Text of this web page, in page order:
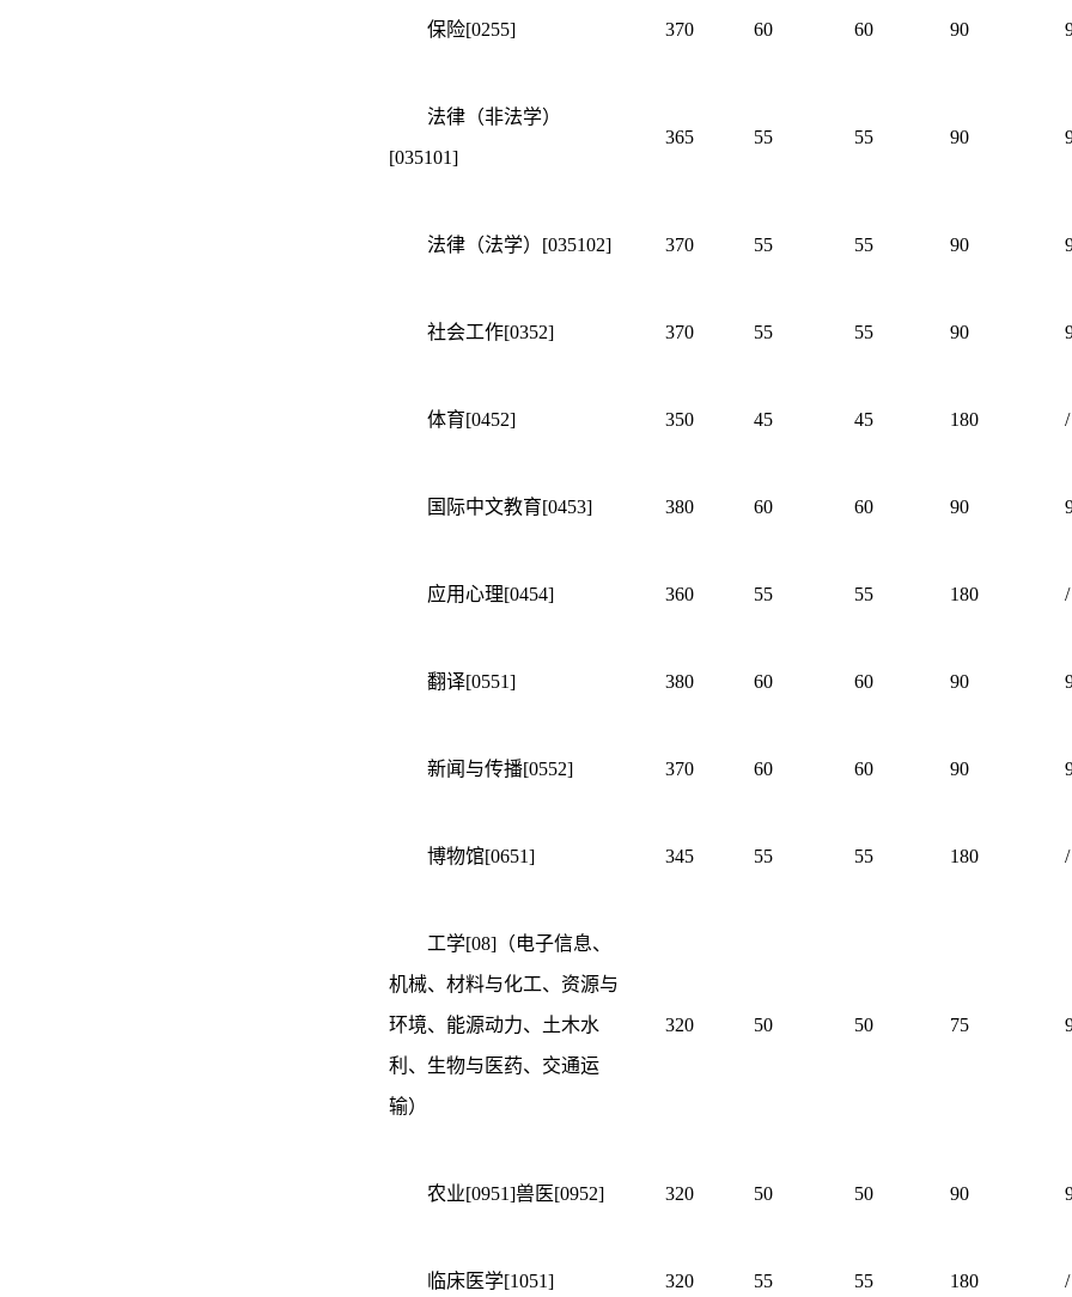
保险[0255] 370 60 60 90
法律（非法学）
[035101]
365 55 55 90
法律（法学）[035102] 370 55 55 90
社会工作[0352] 370 55 55 90
体育[0452] 350 45 45 180 /
国际中文教育[0453] 380 60 60 90
应用心理[0454] 360 55 55 180 /
翻译[0551] 380 60 60 90
新闻与传播[0552] 370 60 60 90
博物馆[0651] 345 55 55 180 /
工学[08]（电子信息、
机械、材料与化工、资源与
环境、能源动力、土木水
利、生物与医药、交通运
输）
320 50 50 75
农业[0951]兽医[0952] 320 50 50 90
临床医学[1051] 320 55 55 180 /